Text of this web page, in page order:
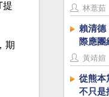
提
期
林薏茹
賴清德
際應團
黃靖媗
從熊本
不只是